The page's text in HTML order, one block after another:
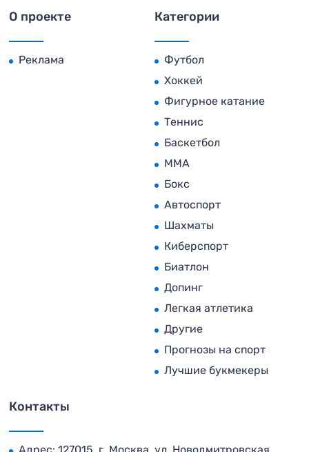
О проекте
Реклама
Категории
Футбол
Хоккей
Фигурное катание
Теннис
Баскетбол
MMA
Бокс
Автоспорт
Шахматы
Киберспорт
Биатлон
Допинг
Легкая атлетика
Другие
Прогнозы на спорт
Лучшие букмекеры
Контакты